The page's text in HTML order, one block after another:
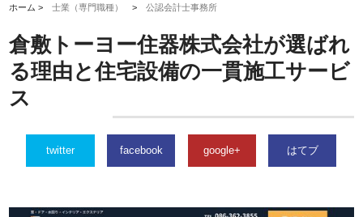
ホーム >士業（専門職種） >公認会計士事務所
倉敷トーヨー住器株式会社が選ばれ
る理由と住宅設備の一貫施工サービ
ス
twitter facebook google+ はてブ